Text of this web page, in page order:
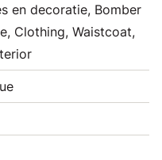
en decoratie, Bomber
Clothing, Waistcoat,